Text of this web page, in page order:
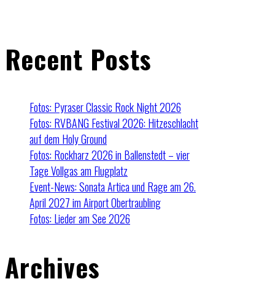
Recent Posts
Fotos: Pyraser Classic Rock Night 2026
Fotos: RVBANG Festival 2026: Hitzeschlacht
auf dem Holy Ground
Fotos: Rockharz 2026 in Ballenstedt – vier
Tage Vollgas am Flugplatz
Event-News: Sonata Artica und Rage am 26.
April 2027 im Airport Obertraubling
Fotos: Lieder am See 2026
Archives